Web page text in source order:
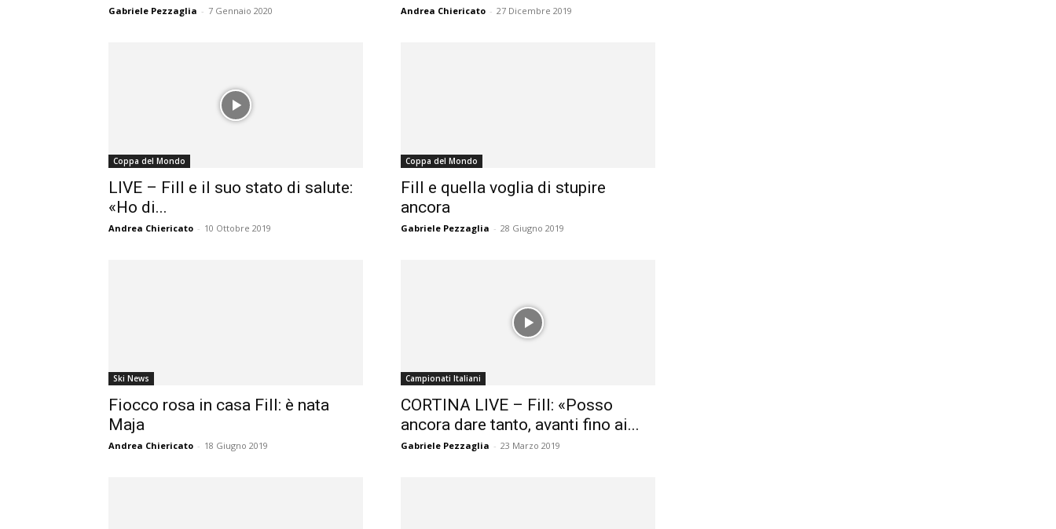
Gabriele Pezzaglia - 7 Gennaio 2020 Andrea Chiericato - 27 Dicembre 2019
Coppa del Mondo
LIVE – Fill e il suo stato di salute:
«Ho di...
Andrea Chiericato - 10 Ottobre 2019
Coppa del Mondo
Fill e quella voglia di stupire
ancora
Gabriele Pezzaglia - 28 Giugno 2019
Ski News
Fiocco rosa in casa Fill: è nata
Maja
Andrea Chiericato - 18 Giugno 2019
Campionati Italiani
CORTINA LIVE – Fill: «Posso
ancora dare tanto, avanti fino ai...
Gabriele Pezzaglia - 23 Marzo 2019